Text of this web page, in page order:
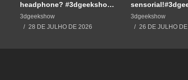
headphone? #3dgeekshow
#impressão3d #3dprinting
#3dprint #spiderman
3dgeekshow
28 DE JULHO DE 2026
#3dprinting
#impressão3d
3dgeekshow
26 DE JULHO